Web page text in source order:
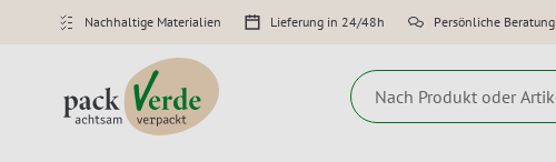
Nachhaltige Materialien Lieferung in 24/48h Persönliche Beratung